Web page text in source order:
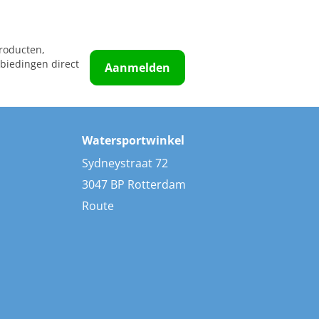
direct
Aanmelden
Watersportwinkel
Sydneystraat 72
3047 BP Rotterdam
Route